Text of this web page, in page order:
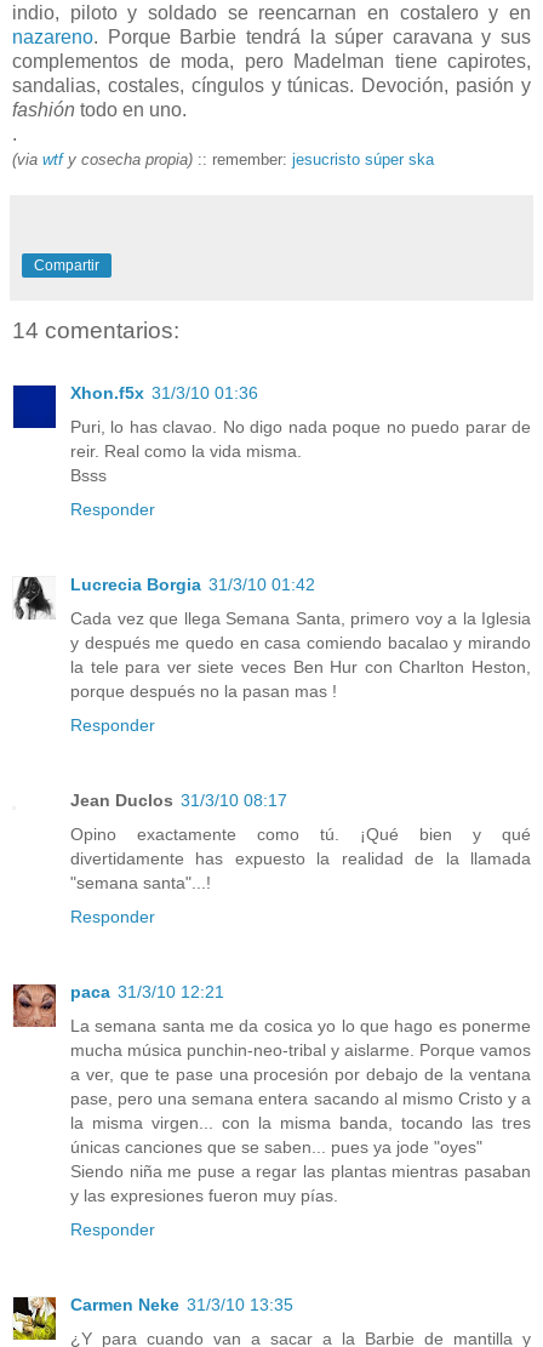
indio, piloto y soldado se reencarnan en costalero y en
nazareno. Porque Barbie tendrá la súper caravana y sus
complementos de moda, pero Madelman tiene capirotes,
sandalias, costales, cíngulos y túnicas. Devoción, pasión y
fashión todo en uno.
.
(via wtf y cosecha propia) :: remember: jesucristo súper ska
Compartir
14 comentarios:
Xhon.f5x 31/3/10 01:36
Puri, lo has clavao. No digo nada poque no puedo parar de
reir. Real como la vida misma.
Bsss
Responder
Lucrecia Borgia 31/3/10 01:42
Cada vez que llega Semana Santa, primero voy a la Iglesia
y después me quedo en casa comiendo bacalao y mirando
la tele para ver siete veces Ben Hur con Charlton Heston,
porque después no la pasan mas !
Responder
Jean Duclos 31/3/10 08:17
Opino exactamente como tú. ¡Qué bien y qué
divertidamente has expuesto la realidad de la llamada
"semana santa"...!
Responder
paca 31/3/10 12:21
La semana santa me da cosica yo lo que hago es ponerme
mucha música punchin-neo-tribal y aislarme. Porque vamos
a ver, que te pase una procesión por debajo de la ventana
pase, pero una semana entera sacando al mismo Cristo y a
la misma virgen... con la misma banda, tocando las tres
únicas canciones que se saben... pues ya jode "oyes"
Siendo niña me puse a regar las plantas mientras pasaban
y las expresiones fueron muy pías.
Responder
Carmen Neke 31/3/10 13:35
¿Y para cuando van a sacar a la Barbie de mantilla y